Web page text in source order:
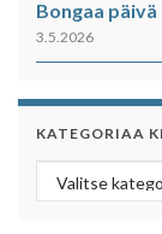
Bongaa päivä
3.5.2026
KATEGORIAA
Kategoriaa